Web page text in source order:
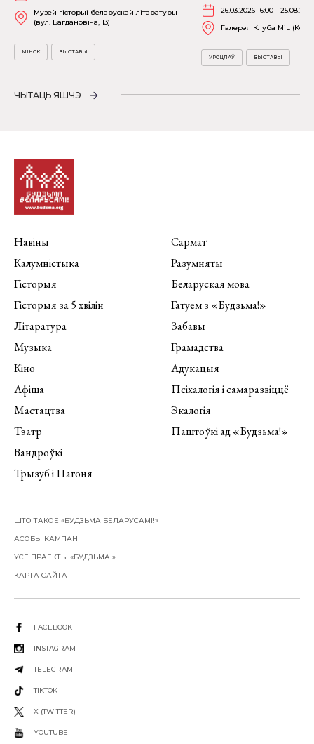
Музей гісторыі беларускай літаратуры
(вул. Багдановіча, 13)
МІНСК ВЫСТАВЫ
26.03.2026 16:00 -
Галерэя Клуба MiL
УРОЦЛАЎ ВЫСТАВЫ
ЧЫТАЦЬ ЯШЧЭ
Навіны
Калумністыка
Гісторыя
Гісторыя за 5 хвілін
Літаратура
Музыка
Кіно
Афіша
Мастацтва
Тэатр
Вандроўкі
Трызуб і Пагоня
Сармат
Разумняты
Беларуская мова
Гатуем з «Будзьма!»
Забавы
Грамадства
Адукацыя
Псіхалогія і самаразвіццё
Экалогія
Паштоўкі ад «Будзьма!»
ШТО ТАКОЕ «БУДЗЬМА БЕЛАРУСАМІ!»
АСОБЫ КАМПАНІІ
УСЕ ПРАЕКТЫ «БУДЗЬМА!»
КАРТА САЙТА
FACEBOOK
INSTAGRAM
TELEGRAM
TIKTOK
X (TWITTER)
YOUTUBE